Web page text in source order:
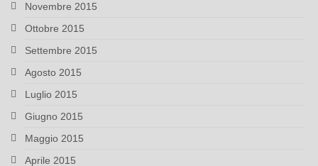
Novembre 2015
Ottobre 2015
Settembre 2015
Agosto 2015
Luglio 2015
Giugno 2015
Maggio 2015
Aprile 2015